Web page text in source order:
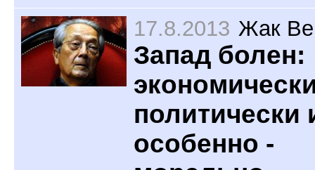
17.8.2013 Жак
Запад болен:
политически
особенно -